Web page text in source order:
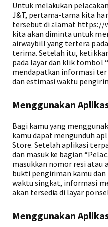
Untuk melakukan
J&T, pertama-tama kita
tersebut di alamat https://
kita akan diminta untuk
airwaybill yang tertera
terima. Setelah itu,
pada layar dan klik tombol
mendapatkan informasi
dan estimasi waktu
Menggunakan
Bagi kamu yang
kamu dapat mengunduh
Store. Setelah aplikasi
dan masuk ke bagian
masukkan nomor resi atau
bukti pengiriman kamu
waktu singkat, informasi
akan tersedia di layar
Menggunakan